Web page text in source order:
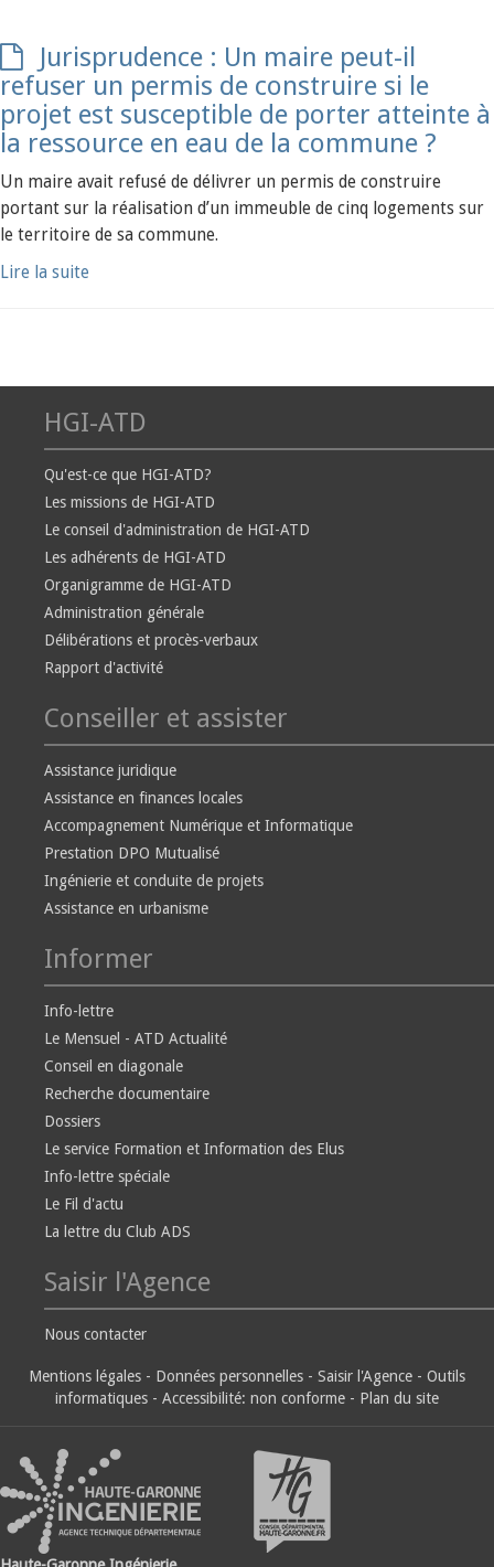
Jurisprudence : Un maire peut-il
refuser un permis de construire si le
projet est susceptible de porter atteinte à
la ressource en eau de la commune ?
Un maire avait refusé de délivrer un permis de construire
portant sur la réalisation d’un immeuble de cinq logements sur
le territoire de sa commune.
Lire la suite
HGI-ATD
Qu'est-ce que HGI-ATD?
Les missions de HGI-ATD
Le conseil d'administration de HGI-ATD
Les adhérents de HGI-ATD
Organigramme de HGI-ATD
Administration générale
Délibérations et procès-verbaux
Rapport d'activité
Conseiller et assister
Assistance juridique
Assistance en finances locales
Accompagnement Numérique et Informatique
Prestation DPO Mutualisé
Ingénierie et conduite de projets
Assistance en urbanisme
Informer
Info-lettre
Le Mensuel - ATD Actualité
Conseil en diagonale
Recherche documentaire
Dossiers
Le service Formation et Information des Elus
Info-lettre spéciale
Le Fil d'actu
La lettre du Club ADS
Saisir l'Agence
Nous contacter
Mentions légales - Données personnelles - Saisir l'Agence - Outils
informatiques - Accessibilité: non conforme - Plan du site